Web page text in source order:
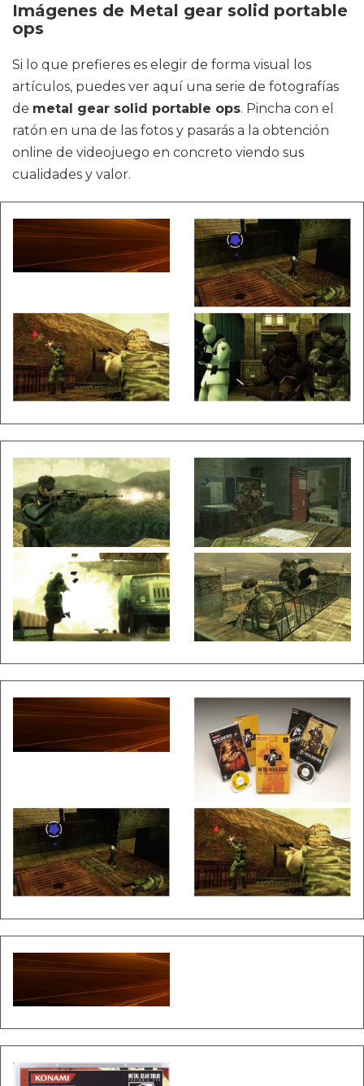
Imágenes de Metal gear solid portable
ops
Si lo que prefieres es elegir de forma visual los
artículos, puedes ver aquí una serie de fotografías
de metal gear solid portable ops. Pincha con el
ratón en una de las fotos y pasarás a la obtención
online de videojuego en concreto viendo sus
cualidades y valor.